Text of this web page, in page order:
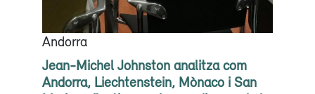
Andorra
Jean-Michel Johnston analitza com
Andorra, Liechtenstein, Mònaco i San